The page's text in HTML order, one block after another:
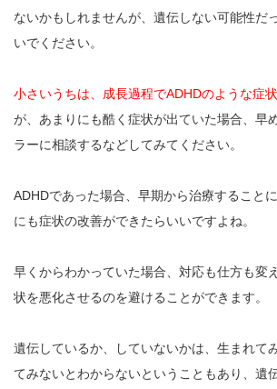
ないかもしれませんが、遺伝しない可能性だ
いでください。
小さいうちは、成長過程でADHDのような症
が、あまりにも酷く症状が出ていた場合、早
ラーに相談するなどしてみてください。
ADHDであった場合、早期から治療すること
にも症状の改善ができたらいいですよね。
早くからわかっていた場合、対応も仕方も変
状を悪化させるのを避けることができます。
遺伝しているか、していないかは、生まれて
てみないとわからないということもあり、遺